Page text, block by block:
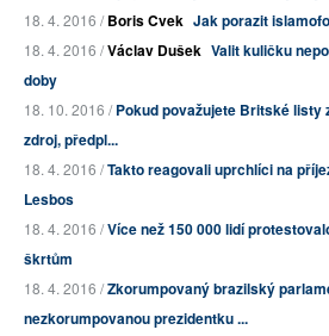
18. 4. 2016 /Boris Cvek Jak porazit
18. 4. 2016 /Václav Dušek Valit kuličku
doby
18. 10. 2016 /Pokud považujete Britské listy
zdroj, předpl...
18. 4. 2016 /Takto reagovali uprchlíci na
Lesbos
18. 4. 2016 /Více než 150 000 lidí
škrtům
18. 4. 2016 /Zkorumpovaný brazilský
nezkorumpovanou prezidentku ...